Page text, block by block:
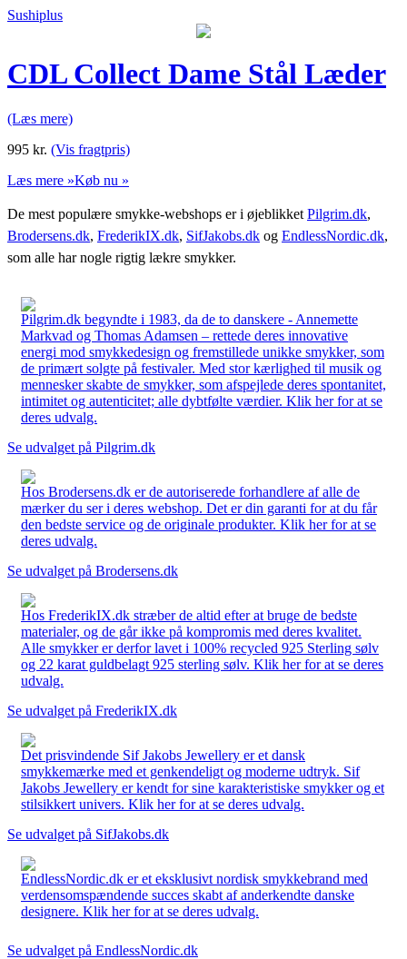
Sushiplus
CDL Collect Dame Stål Læder
(Læs mere)
995 kr. (Vis fragtpris)
Læs mere »Køb nu »
De mest populære smykke-webshops er i øjeblikket Pilgrim.dk,
Brodersens.dk, FrederikIX.dk, SifJakobs.dk og EndlessNordic.dk,
som alle har nogle rigtig lækre smykker.
Pilgrim.dk begyndte i 1983, da de to danskere - Annemette
Markvad og Thomas Adamsen – rettede deres innovative
energi mod smykkedesign og fremstillede unikke smykker, som
de primært solgte på festivaler. Med stor kærlighed til musik og
mennesker skabte de smykker, som afspejlede deres spontanitet,
intimitet og autenticitet; alle dybtfølte værdier. Klik her for at se
deres udvalg.
Se udvalget på Pilgrim.dk
Hos Brodersens.dk er de autoriserede forhandlere af alle de
mærker du ser i deres webshop. Det er din garanti for at du får
den bedste service og de originale produkter. Klik her for at se
deres udvalg.
Se udvalget på Brodersens.dk
Hos FrederikIX.dk stræber de altid efter at bruge de bedste
materialer, og de går ikke på kompromis med deres kvalitet.
Alle smykker er derfor lavet i 100% recycled 925 Sterling sølv
og 22 karat guldbelagt 925 sterling sølv. Klik her for at se deres
udvalg.
Se udvalget på FrederikIX.dk
Det prisvindende Sif Jakobs Jewellery er et dansk
smykkemærke med et genkendeligt og moderne udtryk. Sif
Jakobs Jewellery er kendt for sine karakteristiske smykker og et
stilsikkert univers. Klik her for at se deres udvalg.
Se udvalget på SifJakobs.dk
EndlessNordic.dk er et eksklusivt nordisk smykkebrand med
verdensomspændende succes skabt af anderkendte danske
designere. Klik her for at se deres udvalg.
Se udvalget på EndlessNordic.dk